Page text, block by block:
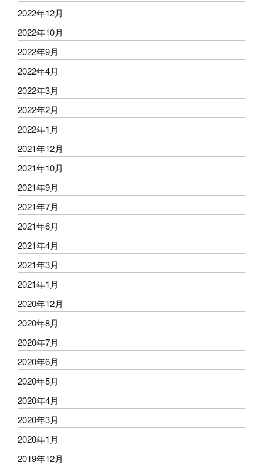
2022年12月
2022年10月
2022年9月
2022年4月
2022年3月
2022年2月
2022年1月
2021年12月
2021年10月
2021年9月
2021年7月
2021年6月
2021年4月
2021年3月
2021年1月
2020年12月
2020年8月
2020年7月
2020年6月
2020年5月
2020年4月
2020年3月
2020年1月
2019年12月